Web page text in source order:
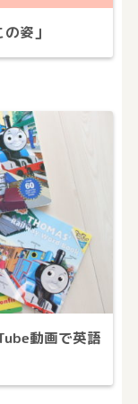
姿」
動画で英語